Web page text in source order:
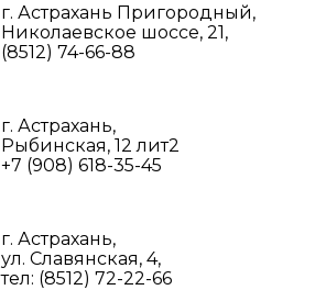
г. Астрахань Пригородный,
Николаевское шоссе, 21,
(8512) 74-66-88
г. Астрахань,
Рыбинская, 12 лит2
+7 (908) 618-35-45‬
г. Астрахань,
ул. Славянская, 4,
тел: (8512) 72-22-66